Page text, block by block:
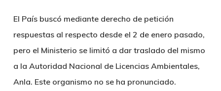
El País buscó mediante derecho de petición
respuestas al respecto desde el 2 de enero pasado,
pero el Ministerio se limitó a dar traslado del mismo
a la Autoridad Nacional de Licencias Ambientales,
Anla. Este organismo no se ha pronunciado.